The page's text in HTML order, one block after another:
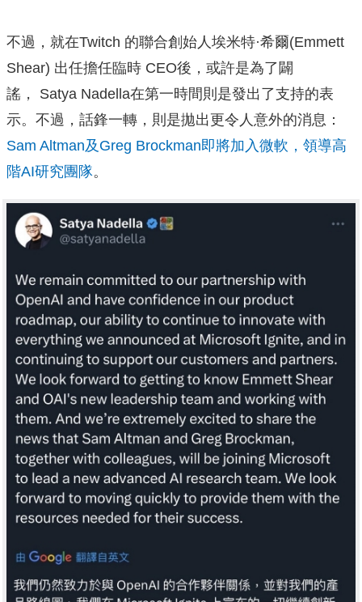
Shear) 出任擔任臨時 CEO後，或許是為了闢
謠， Satya Nadella在第一時間則是發出了支持的表
示。不過，話鋒一轉，則是拋出更令人意外的消息：
Sam Altman及Greg Brockman即將加入微軟，領導高
階AI研究團隊。